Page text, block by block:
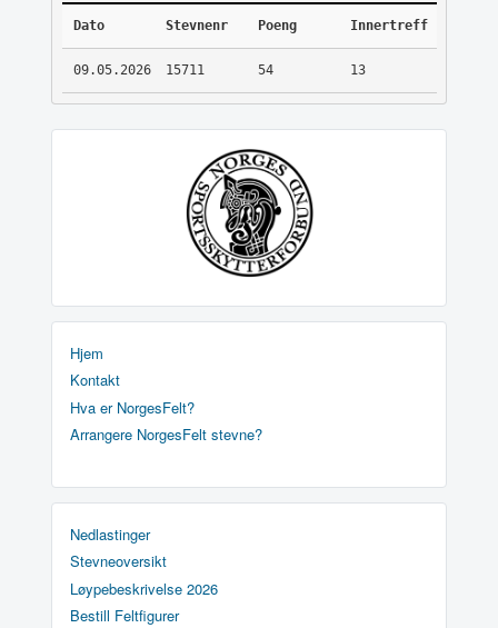
Dato Stevnenr Poeng Innertreff
09.05.2026 15711 54 13
Hjem
Kontakt
Hva er NorgesFelt?
Arrangere NorgesFelt stevne?
Nedlastinger
Stevneoversikt
Løypebeskrivelse 2026
Bestill Feltfigurer